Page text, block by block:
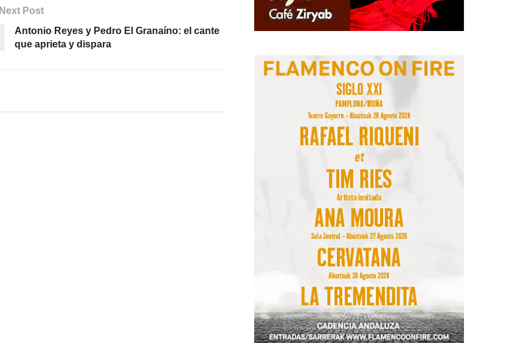
Next Post
Antonio Reyes y Pedro El Granaíno: el cante
que aprieta y dispara